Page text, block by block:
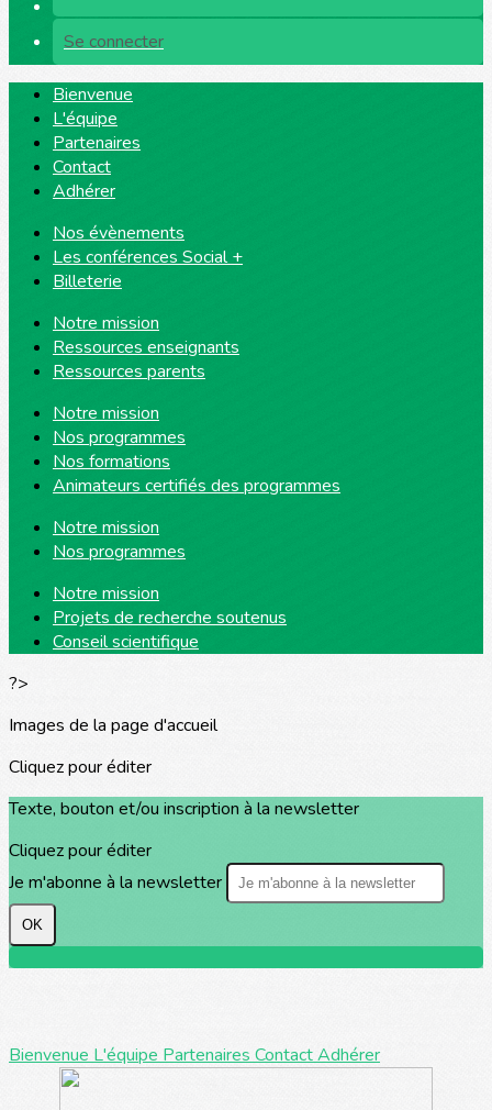
Se connecter
Bienvenue
L'équipe
Partenaires
Contact
Adhérer
Nos évènements
Les conférences Social +
Billeterie
Notre mission
Ressources enseignants
Ressources parents
Notre mission
Nos programmes
Nos formations
Animateurs certifiés des programmes
Notre mission
Nos programmes
Notre mission
Projets de recherche soutenus
Conseil scientifique
?>
Images de la page d'accueil
Cliquez pour éditer
Texte, bouton et/ou inscription à la newsletter
Cliquez pour éditer
Je m'abonne à la newsletter
OK
Bienvenue L'équipe Partenaires ContactAdhérer